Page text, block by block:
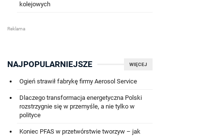
kolejowych
WIĘCEJ
NAJPOPULARNIEJSZE
Ogień strawił fabrykę firmy Aerosol Service
Dlaczego transformacja energetyczna Polski
rozstrzygnie się w przemyśle, a nie tylko w
polityce
Koniec PFAS w przetwórstwie tworzyw – jak